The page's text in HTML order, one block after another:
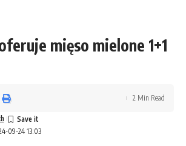
mięso mielone 1+1
09-24 13:03
2 Min Read